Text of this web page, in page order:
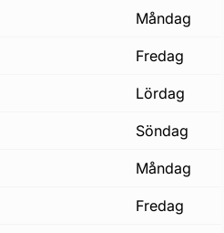
måndag
fredag
lördag
söndag
måndag
fredag